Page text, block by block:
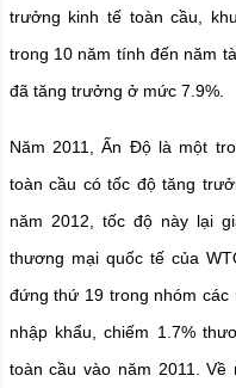
trưởng kinh tế toàn cầu,
trong 10 năm tính đến năm
đã tăng trưởng ở mức 7.9%.
Năm 2011, Ấn Độ là một
toàn cầu có tốc độ tăng
năm 2012, tốc độ này lại
thương mại quốc tế của
đứng thứ 19 trong nhóm
nhập khẩu, chiếm 1.7%
toàn cầu vào năm 2011.